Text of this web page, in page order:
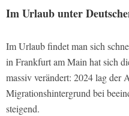
Im Urlaub unter
Im Urlaub findet man sich
in Frankfurt am Main hat sich
massiv verändert: 2024 lag der
Migrationshintergrund bei
steigend.